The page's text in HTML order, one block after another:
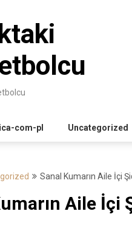
com-pl Uncategorized
Sanal Kumarın Aile İçi
Aile İçi